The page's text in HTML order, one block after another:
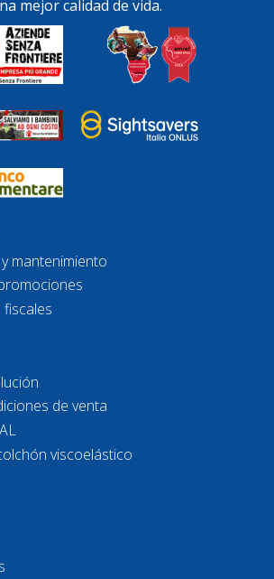
mejor calidad de vida.
mantenimiento
fiscales
de venta
viscoelástico